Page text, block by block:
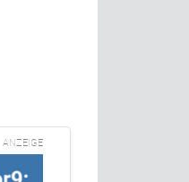
ANZEIGE